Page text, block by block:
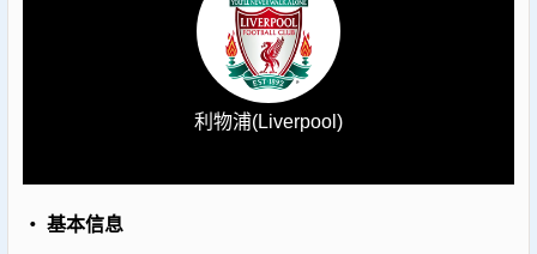
利物浦(Liverpool)
・ 基本信息